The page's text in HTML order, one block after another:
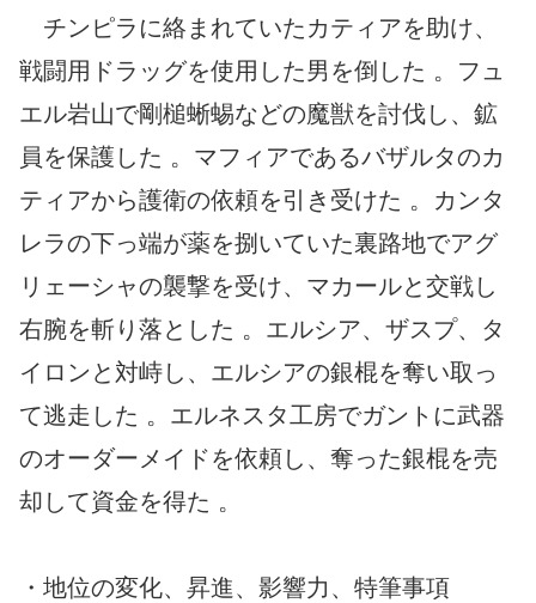
チンピラに絡まれていたカティアを助け、
戦闘用ドラッグを使用した男を倒した 。フュ
エル岩山で剛槌蜥蜴などの魔獣を討伐し、鉱
員を保護した 。マフィアであるバザルタのカ
ティアから護衛の依頼を引き受けた 。カンタ
レラの下っ端が薬を捌いていた裏路地でアグ
リェーシャの襲撃を受け、マカールと交戦し
右腕を斬り落とした 。エルシア、ザスプ、タ
イロンと対峙し、エルシアの銀棍を奪い取っ
て逃走した 。エルネスタ工房でガントに武器
のオーダーメイドを依頼し、奪った銀棍を売
却して資金を得た 。
・地位の変化、昇進、影響力、特筆事項